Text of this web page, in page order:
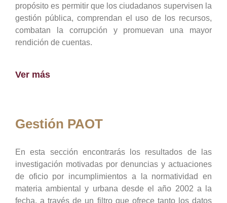
propósito es permitir que los ciudadanos supervisen la
gestión pública, comprendan el uso de los recursos,
combatan la corrupción y promuevan una mayor
rendición de cuentas.
Ver más
Gestión PAOT
En esta sección encontrarás los resultados de las
investigación motivadas por denuncias y actuaciones
de oficio por incumplimientos a la normatividad en
materia ambiental y urbana desde el año 2002 a la
fecha, a través de un filtro que ofrece tanto los datos